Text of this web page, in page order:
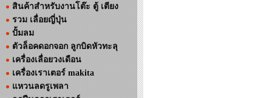
สินค้าสำหรับงานโต๊ะ ตู้ เตียง
รวม เลื่อยญี่ปุ่น
ปั้มลม
ตัวล็อคดอกจอก ลูกบิดหัวทะลุ
เครื่องเลื่อยวงเดือน
เครื่องเราเตอร์ makita
แหวนลดรูเพลา